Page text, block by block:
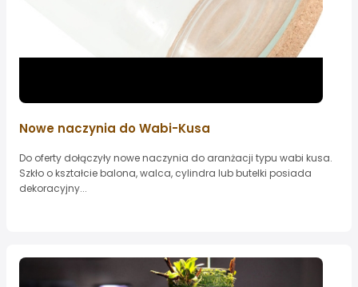
Nowe naczynia do Wabi-Kusa
Do oferty dołączyły nowe naczynia do aranżacji typu wabi kusa.
Szkło o kształcie balona, walca, cylindra lub butelki posiada
dekoracyjny...